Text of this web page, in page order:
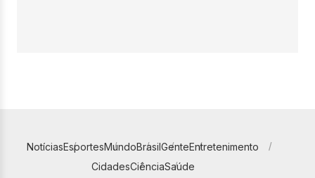
NotíciasEsportesMundoBrasilGenteEntretenimento
CidadesCiênciaSaúde